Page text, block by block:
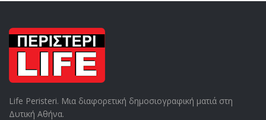
Life Peristeri. Μια διαφορετική δημοσιογραφική ματιά στη
Δυτική Αθήνα.